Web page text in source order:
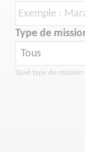
Type de
Quel type de mission